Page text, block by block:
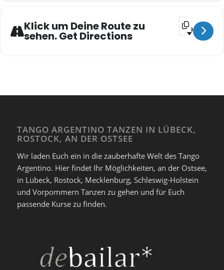
Klick um Deine Route zu
sehen. Get Directions
Address -
TANGO ARGENTINO TANZEN IN LÜBECK,
ROSTOCK, AN DER OSTSEE
Wir laden Euch ein in die zauberhafte Welt des Tango
Argentino. Hier findet Ihr Möglichkeiten, an der Ostsee,
in Lübeck, Rostock, Mecklenburg, Schleswig-Holstein
und Vorpommern Tanzen zu gehen und für Euch
passende Kurse zu finden.